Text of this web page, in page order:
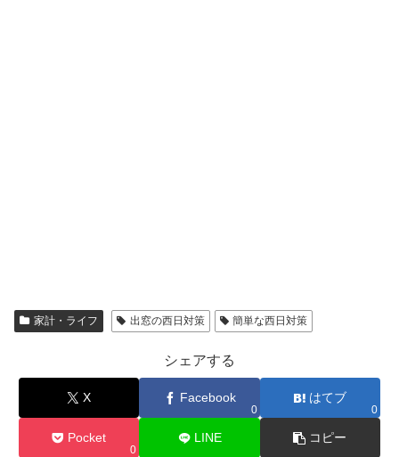
家計・ライフ 出窓の西日対策 簡単な西日対策
シェアする
X Facebook
0
はてブ
0
Pocket
0
LINE コピー